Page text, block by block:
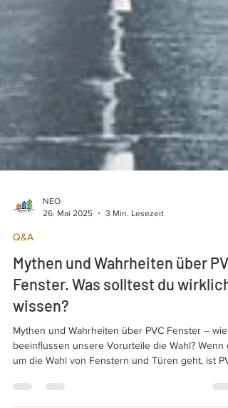
Q&A
Mythen und Wahrheiten über PVC
Fenster. Was solltest du wirklich
wissen?
beeinflussen unsere Vorurteile die Wahl? Wenn es
um die Wahl von Fenstern und Türen geht, ist